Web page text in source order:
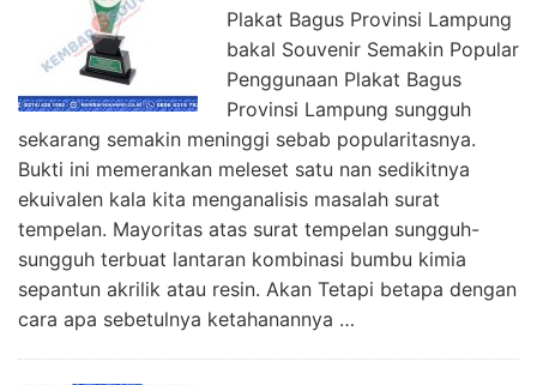
Plakat Bagus Provinsi Lampung
bakal Souvenir Semakin Popular
Penggunaan Plakat Bagus
Provinsi Lampung sungguh
sekarang semakin meninggi sebab popularitasnya.
Bukti ini memerankan meleset satu nan sedikitnya
ekuivalen kala kita menganalisis masalah surat
tempelan. Mayoritas atas surat tempelan sungguh-
sungguh terbuat lantaran kombinasi bumbu kimia
sepantun akrilik atau resin. Akan Tetapi betapa dengan
cara apa sebetulnya ketahanannya …